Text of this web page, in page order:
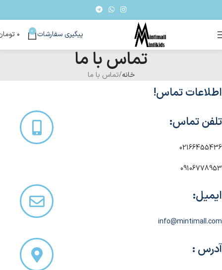
پیگیری سفارشات 0 ۰
تماس با ما
خانه تماس با ما
اطلاعات تماس!
تلفن تماس:
02166455436
09106778953
ایمیل:
info@mintimall.com
آدرس :